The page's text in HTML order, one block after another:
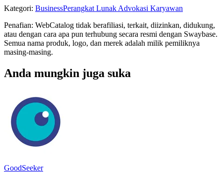
Kategori: BusinessPerangkat Lunak Advokasi Karyawan
Penafian: WebCatalog tidak berafiliasi, terkait, diizinkan, didukung,
atau dengan cara apa pun terhubung secara resmi dengan Swaybase.
Semua nama produk, logo, dan merek adalah milik pemiliknya
masing-masing.
Anda mungkin juga suka
GoodSeeker